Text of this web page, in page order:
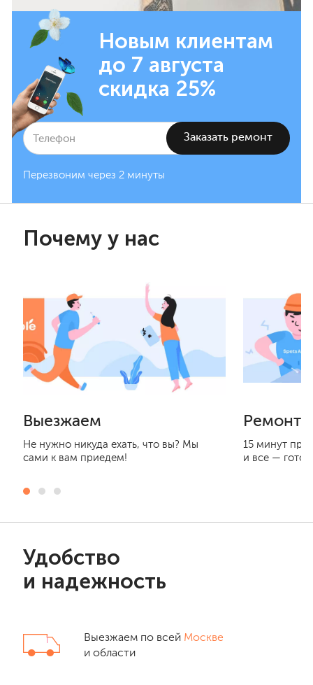
Новым клиентам
до 7 августа
скидка 25%
Перезвоним через 2 минуты
Почему у нас
Выезжаем
Не нужно никуда ехать, что вы? Мы
сами к вам приедем!
15 минут
и все —
Удобство
и надежность
Выезжаем по всей Москве
и области